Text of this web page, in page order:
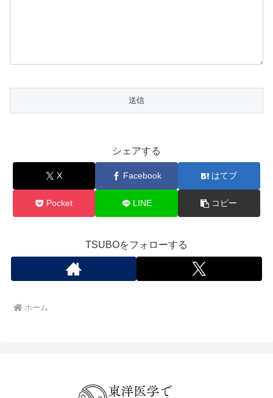
シェアする
X Facebook はてブ
Pocket LINE コピー
TSUBOをフォローする
ホーム